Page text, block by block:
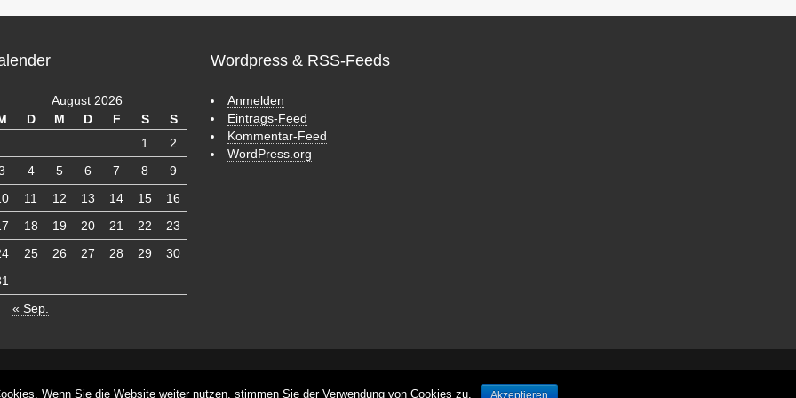
August 2026
D M D F S S
« Sep.
1
2
4 5 6 7 8
9
11 12 13 14 15
16
18 19 20 21 22
23
25 26 27 28 29
30
Wordpress & RSS-Feeds
Anmelden
Eintrags-Feed
Kommentar-Feed
WordPress.org
Wenn Sie die Website weiter nutzen, stimmen Sie der Verwendung von Cookies zu. Akzeptieren